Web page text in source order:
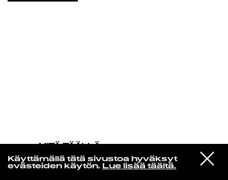
Käyttämällä tätä sivustoa hyväksyt
evästeiden käytön. Lue lisää täältä.
VIESTI
STUDIOON
MITÄ TÄÄLLÄ
Midnight Sister
Daddy Long Legs